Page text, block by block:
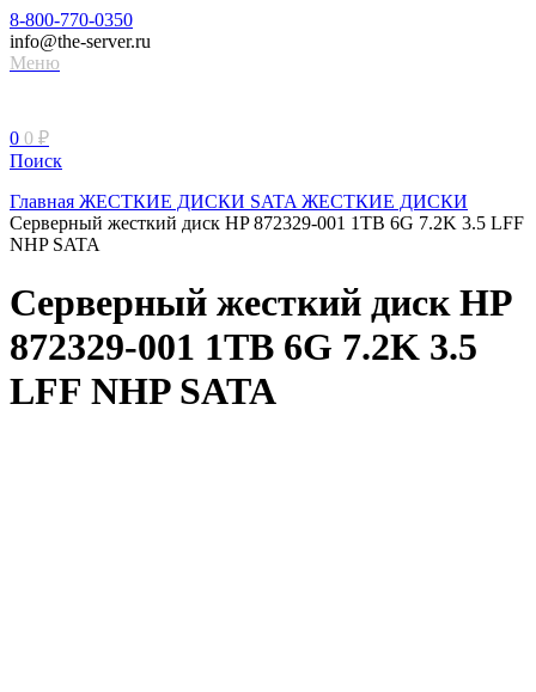
8-800-770-0350
info@the-server.ru
Меню
0 0 ₽
Поиск
Главная ЖЕСТКИЕ ДИСКИ SATA ЖЕСТКИЕ ДИСКИ
Серверный жесткий диск HP 872329-001 1TB 6G 7.2K 3.5 LFF
NHP SATA
Серверный жесткий диск HP
872329-001 1TB 6G 7.2K 3.5
LFF NHP SATA